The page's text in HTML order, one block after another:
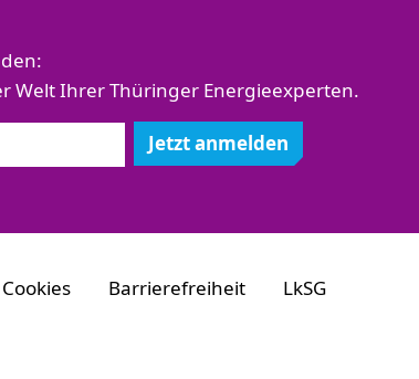
Welt Ihrer Thüringer Energieexperten.
Jetzt anmelden
Cookies Barrierefreiheit LkSG